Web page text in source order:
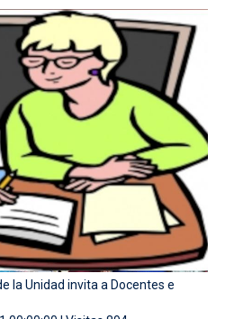
la Unidad invita a Docentes e